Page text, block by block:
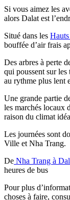
Si vous aimez les
alors Dalat est
Situé dans les
bouffée d’air frais
Des arbres à perte
qui poussent sur
au rythme plus lent
Une grande partie
les marchés locaux
raison du climat
Les journées sont
Ville et Nha Trang.
De Nha Trang à
heures de bus
Pour plus
choses à faire,